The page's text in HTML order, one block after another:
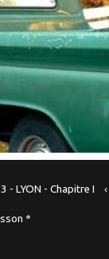
- LYON - Chapitre I
*